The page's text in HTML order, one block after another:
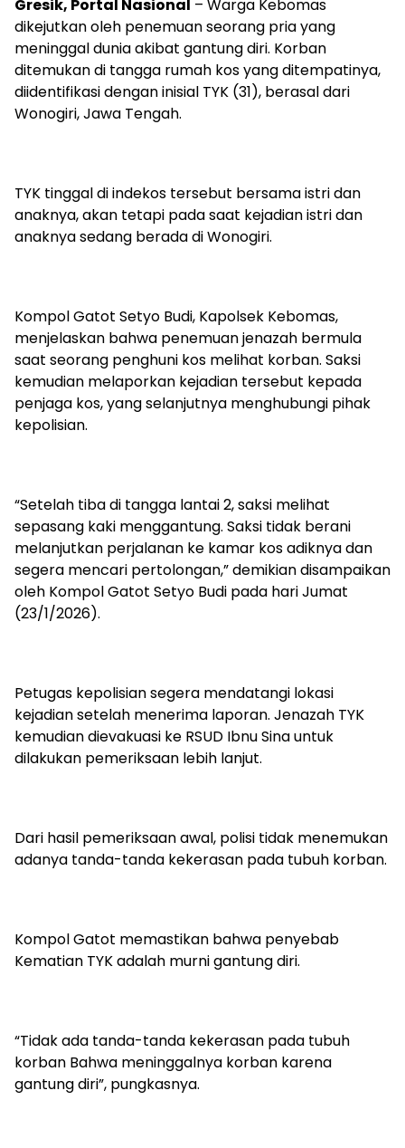
Gresik, Portal Nasional – Warga Kebomas
dikejutkan oleh penemuan seorang pria yang
meninggal dunia akibat gantung diri. Korban
ditemukan di tangga rumah kos yang ditempatinya,
diidentifikasi dengan inisial TYK (31), berasal dari
Wonogiri, Jawa Tengah.
TYK tinggal di indekos tersebut bersama istri dan
anaknya, akan tetapi pada saat kejadian istri dan
anaknya sedang berada di Wonogiri.
Kompol Gatot Setyo Budi, Kapolsek Kebomas,
menjelaskan bahwa penemuan jenazah bermula
saat seorang penghuni kos melihat korban. Saksi
kemudian melaporkan kejadian tersebut kepada
penjaga kos, yang selanjutnya menghubungi pihak
kepolisian.
“Setelah tiba di tangga lantai 2, saksi melihat
sepasang kaki menggantung. Saksi tidak berani
melanjutkan perjalanan ke kamar kos adiknya dan
segera mencari pertolongan,” demikian disampaikan
oleh Kompol Gatot Setyo Budi pada hari Jumat
(23/1/2026).
Petugas kepolisian segera mendatangi lokasi
kejadian setelah menerima laporan. Jenazah TYK
kemudian dievakuasi ke RSUD Ibnu Sina untuk
dilakukan pemeriksaan lebih lanjut.
Dari hasil pemeriksaan awal, polisi tidak menemukan
adanya tanda-tanda kekerasan pada tubuh korban.
Kompol Gatot memastikan bahwa penyebab
Kematian TYK adalah murni gantung diri.
“Tidak ada tanda-tanda kekerasan pada tubuh
korban Bahwa meninggalnya korban karena
gantung diri”, pungkasnya.